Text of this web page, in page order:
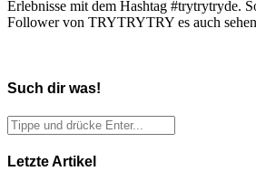
Erlebnisse mit dem Hashtag #trytrytryde.
Follower von TRYTRYTRY es auch
Such dir was!
Letzte Artikel